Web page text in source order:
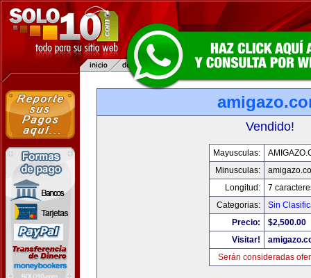
Vendido!
Mayusculas:
Minusculas:
Longitud:
7
Categorias:
Sin
Precio:
$2,500.00
Visitar!
Serán consideradas